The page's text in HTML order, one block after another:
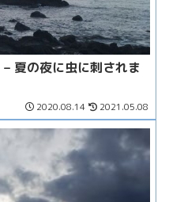
夏の夜に虫に刺されま
2020.08.14 2021.05.08